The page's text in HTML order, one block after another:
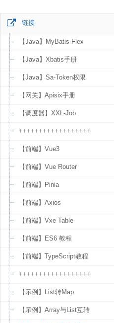
链接
【Java】MyBatis-Flex
【Java】Xbatis手册
【Java】Sa-Token权限
【网关】Apisix手册
【调度器】XXL-Job
++++++++++++++++++
【前端】Vue3
【前端】Vue Router
【前端】Pinia
【前端】Axios
【前端】Vxe Table
【前端】ES6 教程
【前端】TypeScript教程
++++++++++++++++++
【示例】List转Map
【示例】Array与List互转